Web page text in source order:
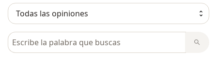
Busca en opiniones